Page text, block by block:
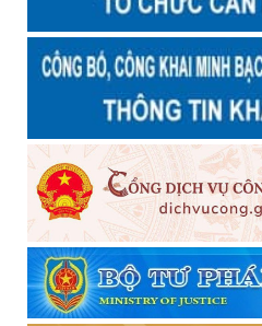
sự hành nghề công chứng
Thông báo Chấm dứt tập sự
chứng
Quyết định số 3458/QĐ-BTP Về
liệu hộ tịch và hướng dẫn kết nối,
Thông báo về chiêu sinh Lớp bồi
Thừa phát lại năm 2026
Thông báo Về việc thu hồi thẻ
Thông báo Về việc thu hồi thẻ
Thông báo cấp lại Giấy đăng
Văn phòng công chứng
Thông báo cấp lại Giấy đăng ký
Văn phòng công chứng